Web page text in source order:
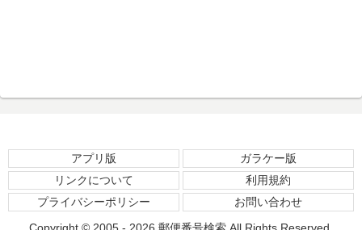
アプリ版
ガラケー版
リンクについて
利用規約
プライバシーポリシー
お問い合わせ